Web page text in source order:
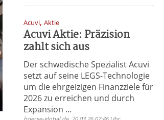
Acuvi, Aktie
Acuvi Aktie: Präzision
zahlt sich aus
Der schwedische Spezialist Acuvi
setzt auf seine LEGS-Technologie
um die ehrgeizigen Finanzziele für
2026 zu erreichen und durch
Expansion ...